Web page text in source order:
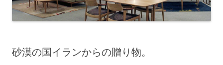
砂漠の国イランからの贈り物。